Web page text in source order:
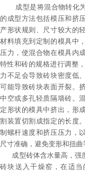
成型是将混合物转化为
的成型方法包括模压和挤
产形状规则、尺寸较大的
材料填充到定制的模具中
压力，使混合物在模具内
特性和砖的规格进行调整
力不足会导致砖块密度低
可能导致砖块表面开裂。
中空或多孔轻质隔墙砖。
定形状的模具中挤出，形
割装置切割成指定的长度
制螺杆速度和挤压压力，
尺寸准确，避免变形和扭曲
成型砖体含水量高，强
砖块送入干燥窑，在适